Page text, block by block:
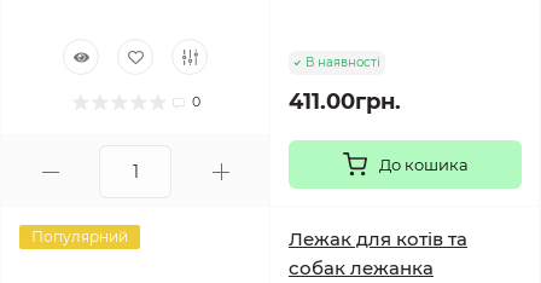
0
В наявності
411.00грн.
До кошика
Популярний
Лежак для котів та
собак лежанка